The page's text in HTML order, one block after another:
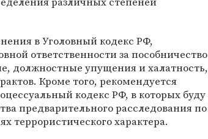
в Уголовный кодекс РФ,
ответственности за пособничество
должностные упущения и халатность,
Кроме того, рекомендуется
кодекс РФ, в которых буду
предварительного расследования по
террористического характера.